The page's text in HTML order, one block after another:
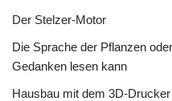
Der Stelzer-Motor
Die Sprache der Pflanzen
Gedanken lesen kann
Hausbau mit dem 3D-Drucker